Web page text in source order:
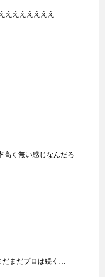
えええええええ
く無い感じなんだろ
まだプロは続く…